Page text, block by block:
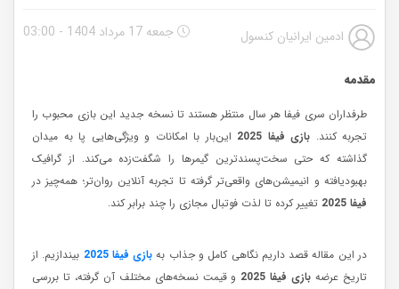
ادمین ایرانیان کنسول جمعه 17 مرداد 1404 - 03:00
مقدمه
طرفداران سری فیفا هر سال منتظر هستند تا نسخه جدید این بازی محبوب را
تجربه کنند. بازی فیفا 2025
این‌بار با امکانات و ویژگی‌هایی پا به میدان
گذاشته که حتی سخت‌پسندترین گیمرها را شگفت‌زده می‌کند. از گرافیک
بهبودیافته و انیمیشن‌های واقعی‌تر گرفته تا تجربه آنلاین روان‌تر؛ همه‌چیز در
فیفا 2025
تغییر کرده تا لذت فوتبال مجازی را چند برابر کند.
در این مقاله قصد داریم نگاهی کامل و جذاب به بازی فیفا 2025
بیندازیم. از
تاریخ عرضه بازی فیفا 2025
و قیمت نسخه‌های مختلف آن گرفته، تا بررسی